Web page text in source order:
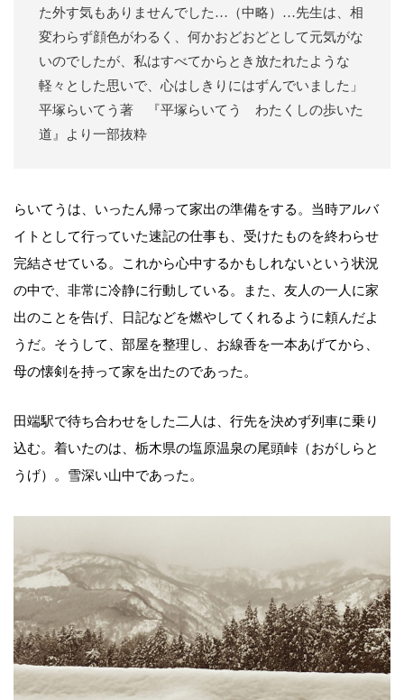
た外す気もありませんでした…（中略）…先生は、相
変わらず顔色がわるく、何かおどおどとして元気がな
いのでしたが、私はすべてからとき放たれたような
軽々とした思いで、心はしきりにはずんでいました」
平塚らいてう著 『平塚らいてう わたくしの歩いた
道』より一部抜粋
らいてうは、いったん帰って家出の準備をする。当時アルバ
イトとして行っていた速記の仕事も、受けたものを終わらせ
完結させている。これから心中するかもしれないという状況
の中で、非常に冷静に行動している。また、友人の一人に家
出のことを告げ、日記などを燃やしてくれるように頼んだよ
うだ。そうして、部屋を整理し、お線香を一本あげてから、
母の懐剣を持って家を出たのであった。
田端駅で待ち合わせをした二人は、行先を決めず列車に乗り
込む。着いたのは、栃木県の塩原温泉の尾頭峠（おがしらと
うげ）。雪深い山中であった。